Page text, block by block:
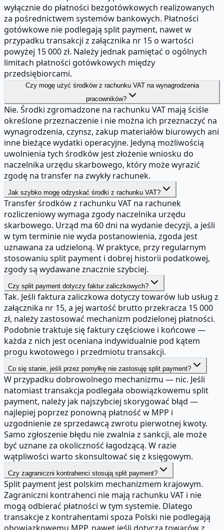
wyłącznie do płatności bezgotówkowych realizowanych
za pośrednictwem systemów bankowych. Płatności
gotówkowe nie podlegają split payment, nawet w
przypadku transakcji z załącznika nr 15 o wartości
powyżej 15 000 zł. Należy jednak pamiętać o ogólnych
limitach płatności gotówkowych między
przedsiębiorcami.
Czy mogę użyć środków z rachunku VAT na wynagrodzenia
pracowników?
Nie. Środki zgromadzone na rachunku VAT mają ściśle
określone przeznaczenie i nie można ich przeznaczyć na
wynagrodzenia, czynsz, zakup materiałów biurowych ani
inne bieżące wydatki operacyjne. Jedyną możliwością
uwolnienia tych środków jest złożenie wniosku do
naczelnika urzędu skarbowego, który może wyrazić
zgodę na transfer na zwykły rachunek.
Jak szybko mogę odzyskać środki z rachunku VAT?
Transfer środków z rachunku VAT na rachunek
rozliczeniowy wymaga zgody naczelnika urzędu
skarbowego. Urząd ma 60 dni na wydanie decyzji, a jeśli
w tym terminie nie wyda postanowienia, zgoda jest
uznawana za udzieloną. W praktyce, przy regularnym
stosowaniu split payment i dobrej historii podatkowej,
zgody są wydawane znacznie szybciej.
Czy split payment dotyczy faktur zaliczkowych?
Tak. Jeśli faktura zaliczkowa dotyczy towarów lub usług z
załącznika nr 15, a jej wartość brutto przekracza 15 000
zł, należy zastosować mechanizm podzielonej płatności.
Podobnie traktuje się faktury częściowe i końcowe —
każda z nich jest oceniana indywidualnie pod kątem
progu kwotowego i przedmiotu transakcji.
Co się stanie, jeśli przez pomyłkę nie zastosuję split payment?
W przypadku dobrowolnego mechanizmu — nic. Jeśli
natomiast transakcja podlegała obowiązkowemu split
payment, należy jak najszybciej skorygować błąd —
najlepiej poprzez ponowną płatność w MPP i
uzgodnienie ze sprzedawcą zwrotu pierwotnej kwoty.
Samo zgłoszenie błędu nie zwalnia z sankcji, ale może
być uznane za okoliczność łagodzącą. W razie
wątpliwości warto skonsultować się z księgowym.
Czy zagraniczni kontrahenci stosują split payment?
Split payment jest polskim mechanizmem krajowym.
Zagraniczni kontrahenci nie mają rachunku VAT i nie
mogą odbierać płatności w tym systemie. Dlatego
transakcje z kontrahentami spoza Polski nie podlegają